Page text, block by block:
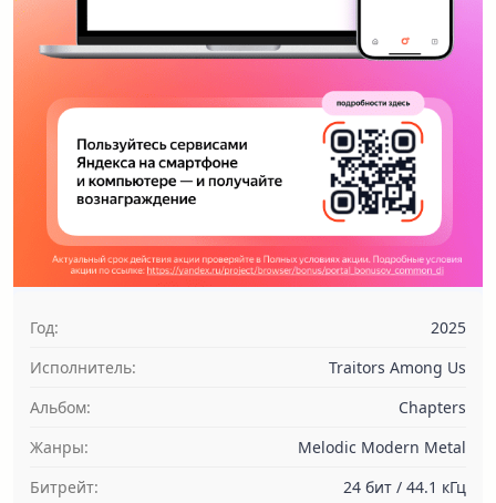
Год:
2025
Исполнитель:
Traitors Among Us
Альбом:
Chapters
Жанры:
Melodic Modern Metal
Битрейт:
24 бит / 44.1 кГц